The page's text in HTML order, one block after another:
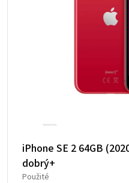
iPhone SE 2 64GB
dobrý+
Použité